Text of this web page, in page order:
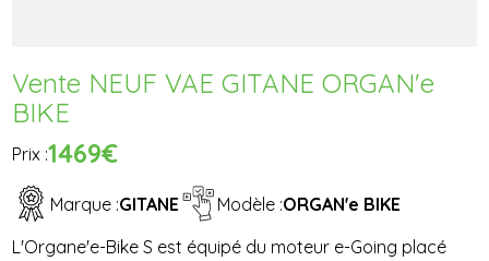
Vente NEUF VAE GITANE ORGAN'e
BIKE
Prix :1469€
Marque :GITANE Modèle :ORGAN'e BIKE
L'Organe'e-Bike S est équipé du moteur e-Going placé